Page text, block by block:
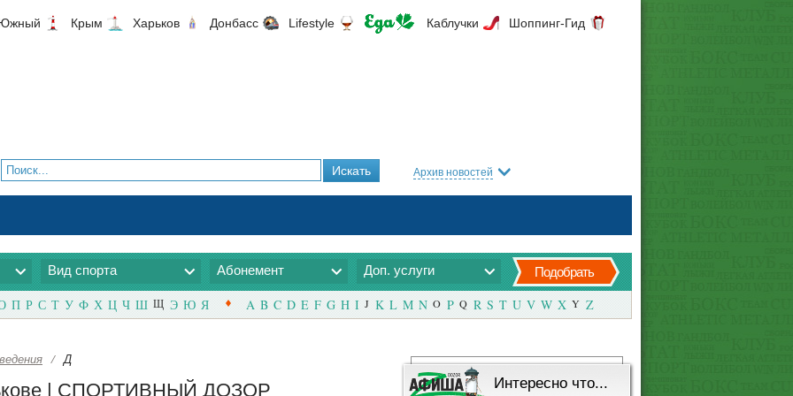
Крым Харьков Донбасс Lifestyle Каблучки Шоппинг-Гид
Архив новостей
Вид спорта Абонемент Доп. услуги Подобрать
П Р С Т У Ф Х Ц Ч Ш Щ Э Ю Я A B C D E F G H I J K L M N O P Q R S T U V W X Y Z
/ Д
| СПОРТИВНЫЙ ДОЗОР Интересно что...